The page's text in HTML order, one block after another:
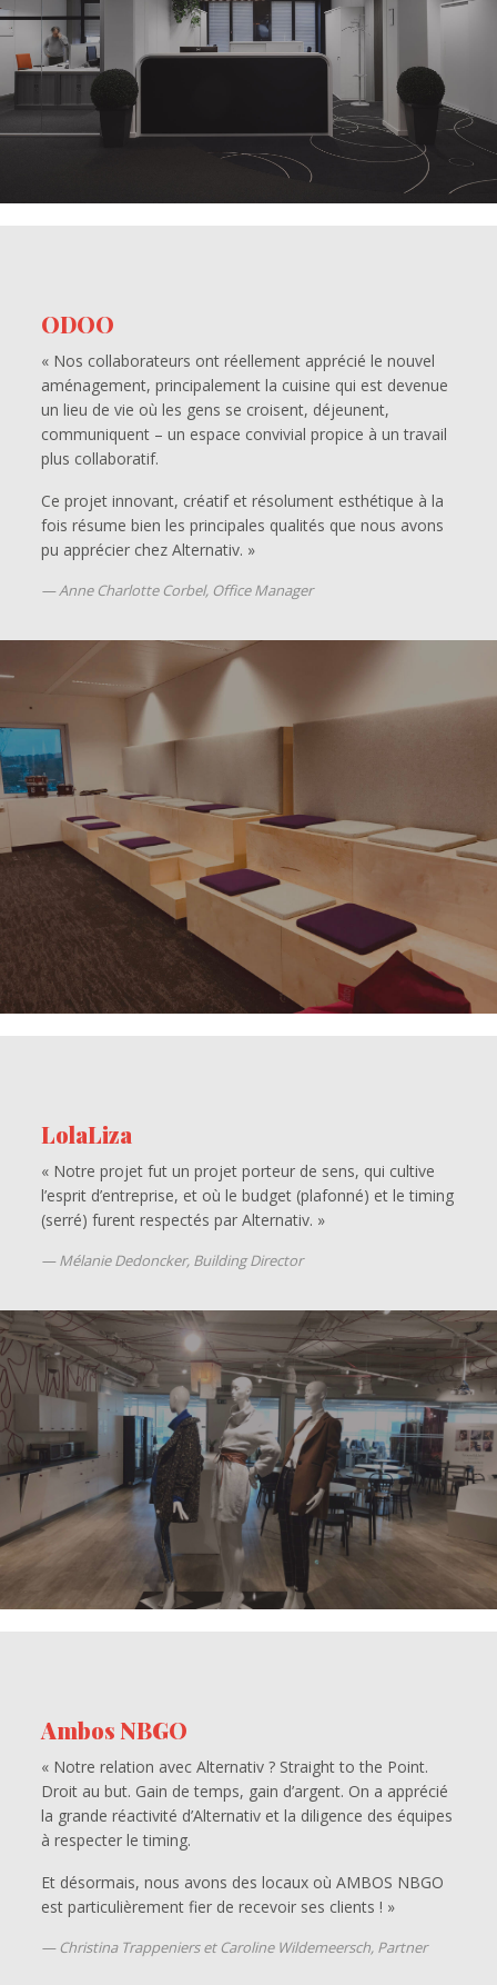
ODOO
« Nos collaborateurs ont réellement apprécié le nouvel
aménagement, principalement la cuisine qui est devenue
un lieu de vie où les gens se croisent, déjeunent,
communiquent – un espace convivial propice à un travail
plus collaboratif.
Ce projet innovant, créatif et résolument esthétique à la
fois résume bien les principales qualités que nous avons
pu apprécier chez Alternativ. »
Anne Charlotte Corbel, Office Manager
LolaLiza
« Notre projet fut un projet porteur de sens, qui cultive
l’esprit d’entreprise, et où le budget (plafonné) et le timing
(serré) furent respectés par Alternativ. »
Mélanie Dedoncker, Building Director
Ambos NBGO
« Notre relation avec Alternativ ? Straight to the Point.
Droit au but. Gain de temps, gain d’argent. On a apprécié
la grande réactivité d’Alternativ et la diligence des équipes
à respecter le timing.
Et désormais, nous avons des locaux où AMBOS NBGO
est particulièrement fier de recevoir ses clients ! »
Christina Trappeniers et Caroline Wildemeersch, Partner